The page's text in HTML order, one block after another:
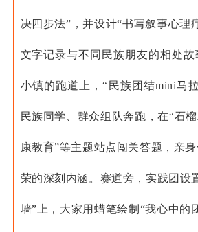
决四步法”，并设计“书写叙事心理
文字记录与不同民族朋友的相处故
小镇的跑道上，“民族团结mini马
民族同学、群众组队奔跑，在“石
康教育”等主题站点闯关答题，亲
荣的深刻内涵。赛道旁，实践团设
墙”上，大家用蜡笔绘制“我心中的